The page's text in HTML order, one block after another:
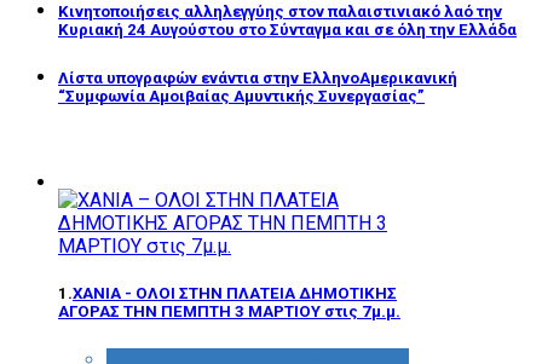
Κινητοποιήσεις αλληλεγγύης στον παλαιστινιακό λαό την
Κυριακή 24 Αυγούστου στο Σύνταγμα και σε όλη την Ελλάδα
Λίστα υπογραφών ενάντια στην ΕλληνοΑμερικανική
“Συμφωνία Αμοιβαίας Αμυντικής Συνεργασίας”
1.ΧΑΝΙΑ - ΟΛΟΙ ΣΤΗΝ ΠΛΑΤΕΙΑ ΔΗΜΟΤΙΚΗΣ
ΑΓΟΡΑΣ ΤΗΝ ΠΕΜΠΤΗ 3 ΜΑΡΤΙΟΥ στις 7μ.μ.